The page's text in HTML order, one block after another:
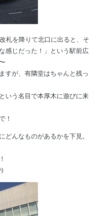
札を降りて北口に出ると、そ
感じだった！」という駅前広
すが、有隣堂はちゃんと残っ
いう名目で本厚木に遊びに来
！
んなものがあるかを下見。